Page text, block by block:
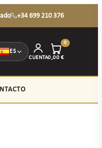
+34 699 210 376
ES
CUENTA
0
0,00 €